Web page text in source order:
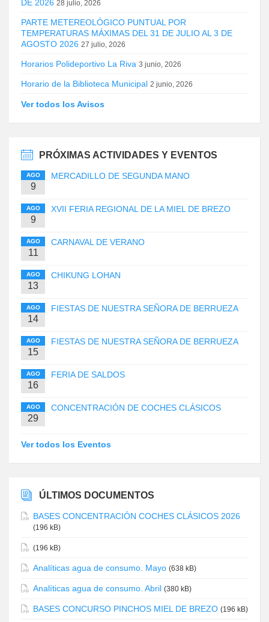
DE 2026 28 julio, 2026
PARTE METEREOLÓGICO PUNTUAL POR
TEMPERATURAS MÁXIMAS DEL 31 DE JULIO AL 3 DE
AGOSTO 2026 27 julio, 2026
Horarios Polideportivo La Riva 3 junio, 2026
Horario de la Biblioteca Municipal 2 junio, 2026
Ver todos los Avisos
PRÓXIMAS ACTIVIDADES Y EVENTOS
AGO
9
MERCADILLO DE SEGUNDA MANO
AGO
9
XVII FERIA REGIONAL DE LA MIEL DE BREZO
AGO
11
CARNAVAL DE VERANO
AGO
13
CHIKUNG LOHAN
AGO
14
FIESTAS DE NUESTRA SEÑORA DE BERRUEZA
AGO
15
FIESTAS DE NUESTRA SEÑORA DE BERRUEZA
AGO
16
FERIA DE SALDOS
AGO
29
CONCENTRACIÓN DE COCHES CLÁSICOS
Ver todos los Eventos
ÚLTIMOS DOCUMENTOS
BASES CONCENTRACIÓN COCHES CLÁSICOS 2026
(196 kB)
(196 kB)
Analíticas agua de consumo. Mayo (638 kB)
Analíticas agua de consumo. Abril (380 kB)
BASES CONCURSO PINCHOS MIEL DE BREZO (196 kB)